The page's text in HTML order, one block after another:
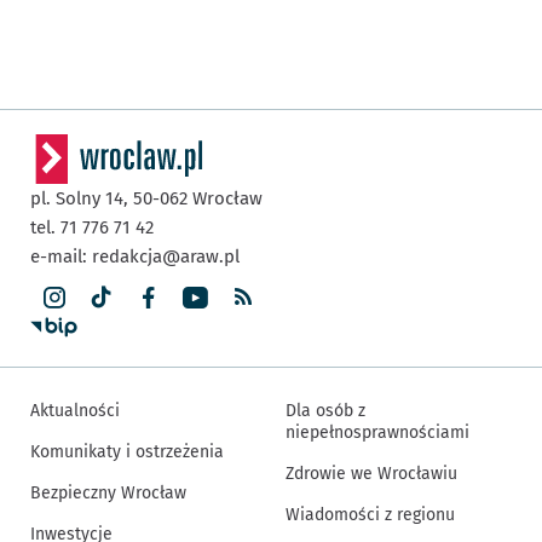
pl. Solny 14, 50-062 Wrocław
tel. 71 776 71 42
e-mail: redakcja@araw.pl
Aktualności
Komunikaty i ostrzeżenia
Bezpieczny Wrocław
Inwestycje
Dla osób z
niepełnosprawnościami
Zdrowie we Wrocławiu
Wiadomości z regionu